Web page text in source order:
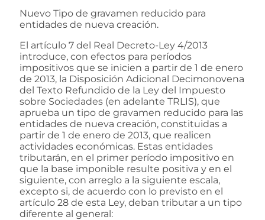
Nuevo Tipo de gravamen reducido para
entidades de nueva creación.
El artículo 7 del Real Decreto-Ley 4/2013
introduce, con efectos para períodos
impositivos que se inicien a partir de 1 de enero
de 2013, la Disposición Adicional Decimonovena
del Texto Refundido de la Ley del Impuesto
sobre Sociedades (en adelante TRLIS), que
aprueba un tipo de gravamen reducido para las
entidades de nueva creación, constituidas a
partir de 1 de enero de 2013, que realicen
actividades económicas. Estas entidades
tributarán, en el primer período impositivo en
que la base imponible resulte positiva y en el
siguiente, con arreglo a la siguiente escala,
excepto si, de acuerdo con lo previsto en el
artículo 28 de esta Ley, deban tributar a un tipo
diferente al general: